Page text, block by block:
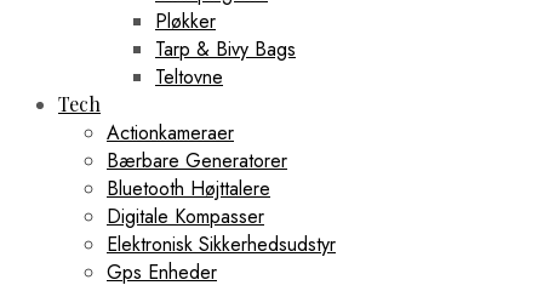
Pløkker
Tarp & Bivy Bags
Teltovne
Tech
Actionkameraer
Bærbare Generatorer
Bluetooth Højttalere
Digitale Kompasser
Elektronisk Sikkerhedsudstyr
Gps Enheder